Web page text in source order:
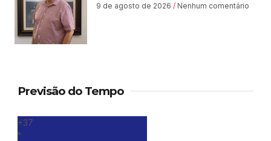
9 de agosto de 2026 Nenhum comentário
Previsão do Tempo
+37
°